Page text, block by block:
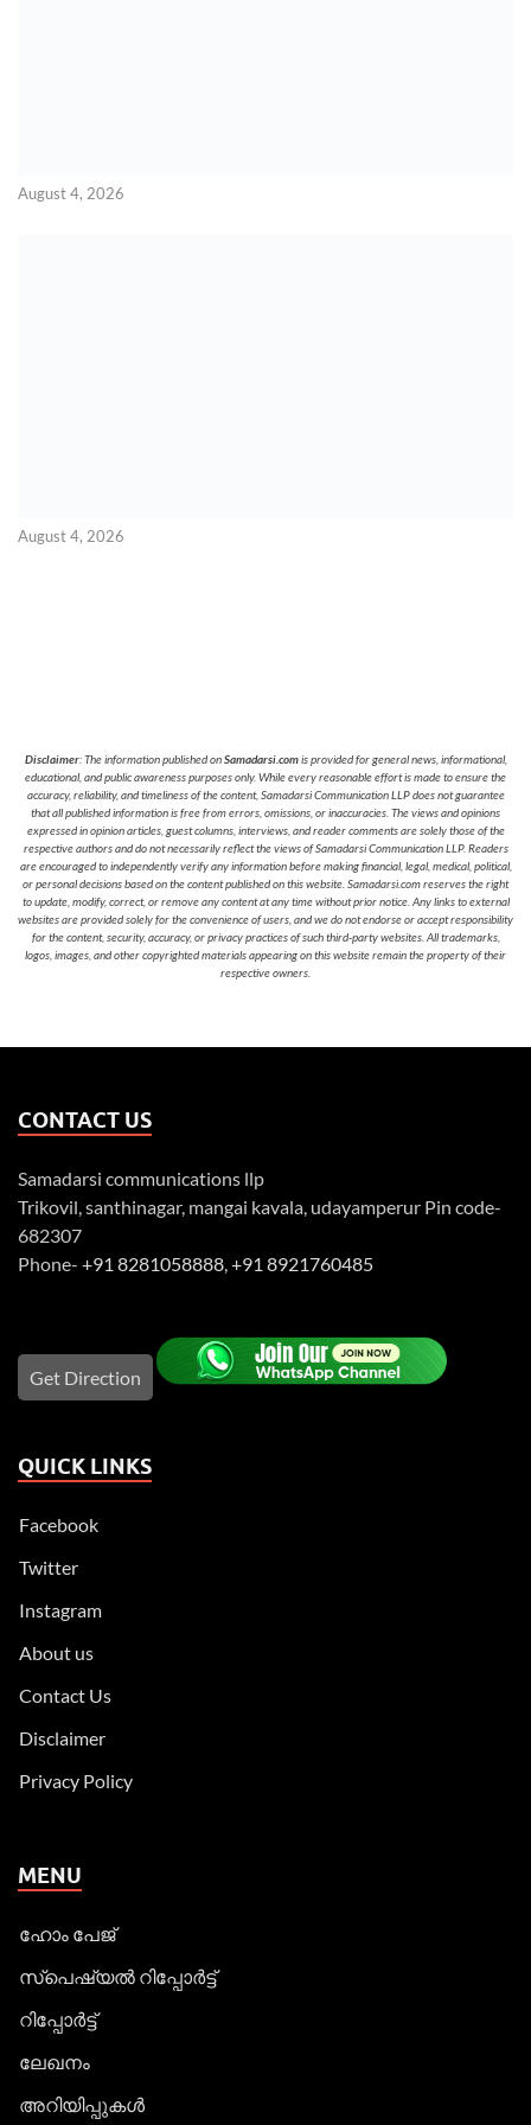
August 4, 2026
August 4, 2026
Disclaimer: The information published onSamadarsi.comis provided for general news, informational,
educational, and public awareness purposes only. While every reasonable effort is made to ensure the
accuracy, reliability, and timeliness of the content, Samadarsi Communication LLP does not guarantee
that all published information is free from errors, omissions, or inaccuracies. The views and opinions
expressed in opinion articles, guest columns, interviews, and reader comments are solely those of the
respective authors and do not necessarily reflect the views of Samadarsi Communication LLP. Readers
are encouraged to independently verify any information before making financial, legal, medical, political,
or personal decisions based on the content published on this website. Samadarsi.com reserves the right
to update, modify, correct, or remove any content at any time without prior notice. Any links to external
websites are provided solely for the convenience of users, and we do not endorse or accept responsibility
for the content, security, accuracy, or privacy practices of such third-party websites. All trademarks,
logos, images, and other copyrighted materials appearing on this website remain the property of their
respective owners.
CONTACT US
Samadarsi communications llp
Trikovil, santhinagar, mangai kavala, udayamperur Pin code-
682307
Phone- +91 8281058888,+91 8921760485
Get Direction
QUICK LINKS
Facebook
Twitter
Instagram
About us
Contact Us
Disclaimer
Privacy Policy
MENU
ഹോം പേജ്
സ്പെഷ്യൽ റിപ്പോര്‍ട്ട്
റിപ്പോര്‍ട്ട്
ലേഖനം
അറിയിപ്പുകള്‍